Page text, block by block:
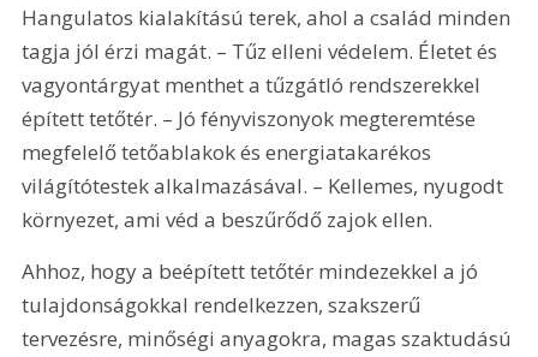
Hangulatos kialakítású terek, ahol a család minden
tagja jól érzi magát. – Tűz elleni védelem. Életet és
vagyontárgyat menthet a tűzgátló rendszerekkel
épített tetőtér. – Jó fényviszonyok megteremtése
megfelelő tetőablakok és energiatakarékos
világítótestek alkalmazásával. – Kellemes, nyugodt
környezet, ami véd a beszűrődő zajok ellen.
Ahhoz, hogy a beépített tetőtér mindezekkel a jó
tulajdonságokkal rendelkezzen, szakszerű
tervezésre, minőségi anyagokra, magas szaktudású